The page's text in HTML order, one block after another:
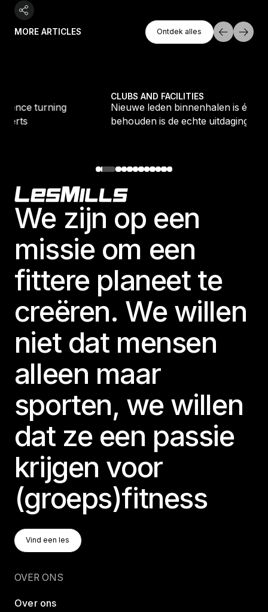
MORE ARTICLES
Ontdek Alles
Ontdek alles
CLUBS AND FACILITIES
Nieuwe leden binnenhalen is één ding, ze
behouden is de echte uitdaging
Footer
We zijn op een
missie om een
fittere planeet te
creëren. We willen
niet dat mensen
alleen maar
sporten, we willen
dat ze een passie
krijgen voor
(groeps)fitness
Vind Een Les
Vind een les
OVER ONS
Over ons